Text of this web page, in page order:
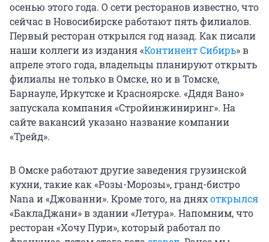
осенью этого года. О сети ресторанов известно, что
сейчас в Новосибирске работают пять филиалов.
Первый ресторан открылся год назад. Как писали
наши коллеги из издания «Континент Сибирь» в
апреле этого года, владельцы планируют открыть
филиалы не только в Омске, но и в Томске,
Барнауле, Иркутске и Красноярске. «Дядя Вано»
запускала компания «Стройинжиниринг». На
сайте вакансий указано название компании
«Трейд».
В Омске работают другие заведения грузинской
кухни, такие как «Розы-Морозы», гранд-бистро
Nana и «Джованни». Кроме того, на дняхоткрылся
«БаклаДжани» в здании «Летура». Напомним, что
ресторан «Хочу Пури», который работал по